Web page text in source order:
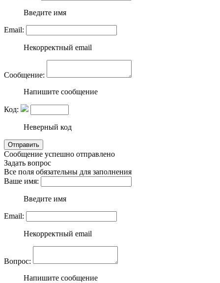
Введите имя
Email:
Некорректный email
Сообщение:
Напишите сообщение
Код:
Неверный код
Сообщение успешно отправлено
Задать вопрос
Все поля обязательны для заполнения
Ваше имя:
Введите имя
Email:
Некорректный email
Вопрос:
Напишите сообщение